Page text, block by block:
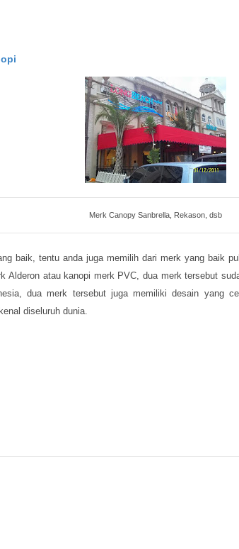
Merk Canopy Sanbrella, Rekason, dsb
baik, tentu anda juga memilih dari merk yang baik
Alderon atau kanopi merk PVC, dua merk tersebut
dua merk tersebut juga memiliki desain yang
diseluruh dunia.